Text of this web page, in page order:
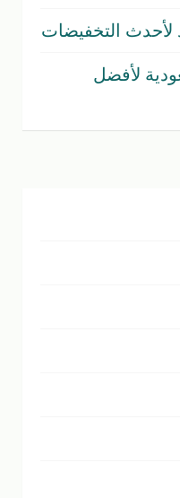
التخفيضات
لأفضل